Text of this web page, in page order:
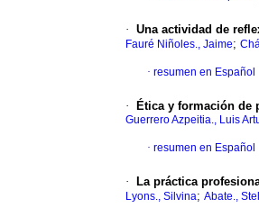
· Una actividad de
Fauré Niñoles., Jaime;
· resumen en Español
· Ética y formación de
Guerrero Azpeitia., Luis
· resumen en Español
· La práctica
Lyons., Silvina; Abate.,